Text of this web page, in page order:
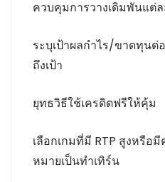
ควบคุมการวางเดิมพันแต่
ระบุเป้าผลกำไร/ขาดทุนต่
ถึงเป้า
ยุทธวิธีใช้เครดิตฟรีให้คุ้ม
เลือกเกมที่มี RTP สูงหรือ
หมายเป็นทำเทิร์น